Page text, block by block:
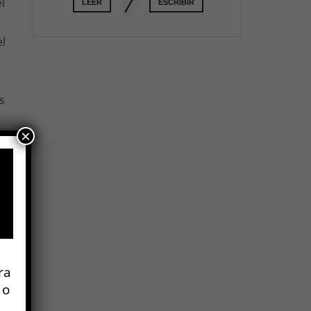
LEER ESCRIBIR
×